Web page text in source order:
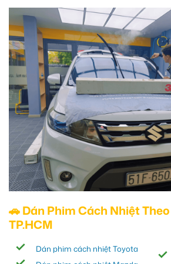
🚗 Dán Phim Cách Nhiệt
TP.HCM
Dán phim cách nhiệt Toyota